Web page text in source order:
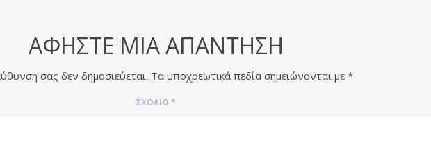
ΑΦΉΣΤΕ ΜΙΑ ΑΠΆΝΤΗΣΗ
σας δεν δημοσιεύεται. Τα υποχρεωτικά πεδία σημειώνονται με *
ΣΧΌΛΙΟ *